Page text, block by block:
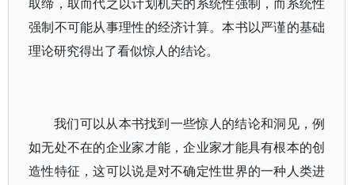
强制不可能从事理性的经济计算。本书以严谨的基础
理论研究得出了看似惊人的结论。
我们可以从本书找到一些惊人的结论和洞见，例
如无处不在的企业家才能，企业家才能具有根本的创
造性特征，这可以说是对不确定性世界的一种人类进